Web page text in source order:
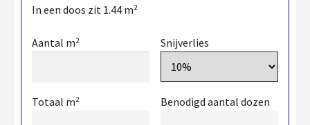
In een doos zit 1.44 m²
Aantal m² Snijverlies
Totaal m² Benodigd aantal dozen